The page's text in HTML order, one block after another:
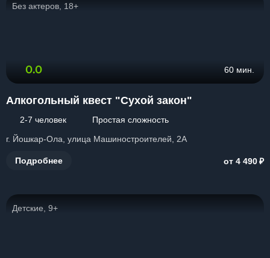
Без актеров, 18+
0.0 60 мин.
Алкогольный квест "Сухой закон"
2-7 человек
Простая сложность
г. Йошкар-Ола, улица Машиностроителей, 2А
Подробнее от 4 490₽
Детские, 9+